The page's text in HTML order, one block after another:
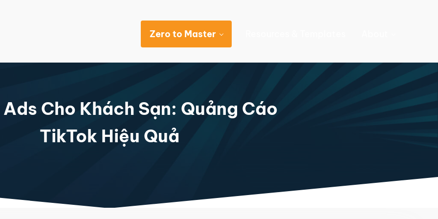
sạn
Zero to Master
Cho Khách Sạn: Quảng Cáo
TikTok Hiệu Quả